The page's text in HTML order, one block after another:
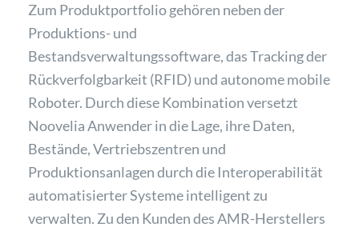
Zum Produktportfolio gehören neben der
Produktions- und
Bestandsverwaltungssoftware, das Tracking der
Rückverfolgbarkeit (RFID) und autonome mobile
Roboter. Durch diese Kombination versetzt
Noovelia Anwender in die Lage, ihre Daten,
Bestände, Vertriebszentren und
Produktionsanlagen durch die Interoperabilität
automatisierter Systeme intelligent zu
verwalten. Zu den Kunden des AMR-Herstellers